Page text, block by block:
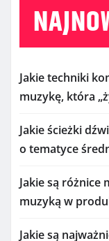
Jakie techniki
muzykę, która
Jakie ścieżki
o tematyce
Jakie są różnice
muzyką w
Jakie są